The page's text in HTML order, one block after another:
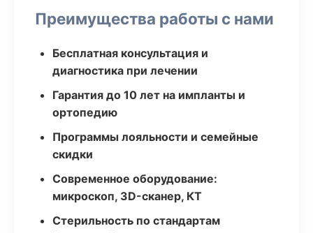
Преимущества работы с нами
Бесплатная консультация и
диагностика при лечении
Гарантия до 10 лет на импланты и
ортопедию
Программы лояльности и семейные
скидки
Современное оборудование:
микроскоп, 3D-сканер, КТ
Стерильность по стандартам